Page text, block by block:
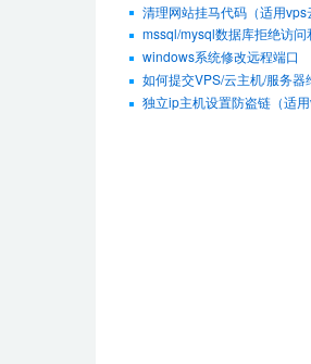
清理网站挂马代码（适用vps
mssql/mysql数据库拒绝访
windows系统修改远程端口
如何提交VPS/云主机/服务器
独立ip主机设置防盗链（适用